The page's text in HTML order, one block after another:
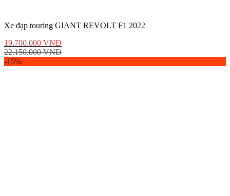
Xe đạp touring GIANT REVOLT F1 2022
19.700.000 VNĐ
22.150.000VNĐ
-15%